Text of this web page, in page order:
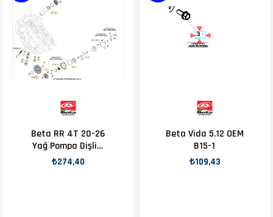
Beta RR 4T 20-26
Yağ Pompa Dişlisi
Z36 OEM B15-2
₺274,40
Beta Vida 5.12 OEM
B15-1
₺109,43